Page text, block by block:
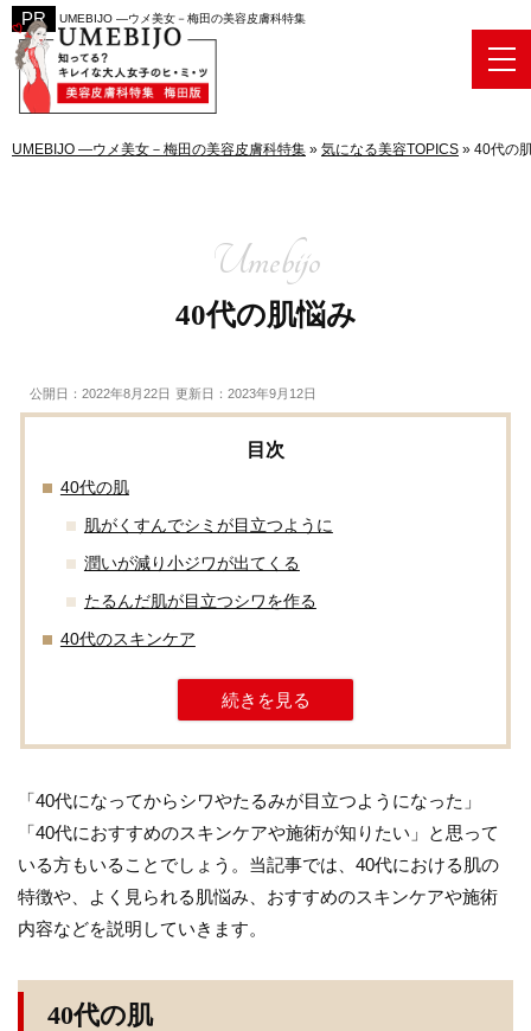
UMEBIJO ―ウメ美女－梅田の美容皮膚科特集
UMEBIJO ―ウメ美女－梅田の美容皮膚科特集 » 気になる美容TOPICS » 40代の
40代の肌悩み
公開日：2022年8月22日 更新日：2023年9月12日
40代の肌
肌がくすんでシミが目立つように
潤いが減り小ジワが出てくる
たるんだ肌が目立つシワを作る
40代のスキンケア
続きを見る
「40代になってからシワやたるみが目立つようになった」
「40代におすすめのスキンケアや施術が知りたい」と思って
いる方もいることでしょう。当記事では、40代における肌の
特徴や、よく見られる肌悩み、おすすめのスキンケアや施術
内容などを説明していきます。
40代の肌